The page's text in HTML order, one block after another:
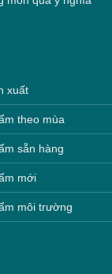
xuất
theo mùa
sẵn hàng
mới
môi trường